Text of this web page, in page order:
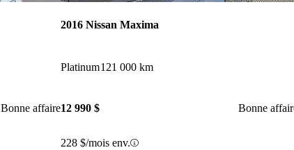
Bonne affaire
2016 Nissan Maxima
Platinum121 000 km
12 990 $ Bonne
228 $/mois env.